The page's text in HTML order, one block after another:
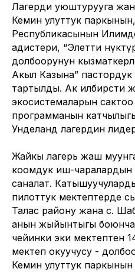
Лагерди уюштурууга
Кемин улуттук
Республикасынын
адистери, “Элетти
долбоорунун
Акыл Казына” пастордук
тартылды. Ак илбирсти
экосистемаларын
программанын
Унделанд лагердин
Жайкы лагерь жаш
коомдук иш-чаралардын
саналат.
пилоттук мектептерде
Талас району жана с.
анын жыйынтыгы
чейинки эки мектептен
мектеп окуучусу -
Кемин улуттук